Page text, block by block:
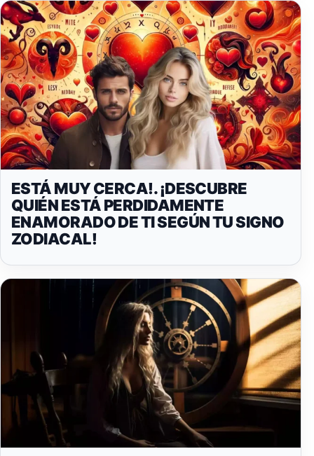
ESTÁ MUY CERCA!. ¡DESCUBRE
QUIÉN ESTÁ PERDIDAMENTE
ENAMORADO DE TI SEGÚN TU SIGNO
ZODIACAL!